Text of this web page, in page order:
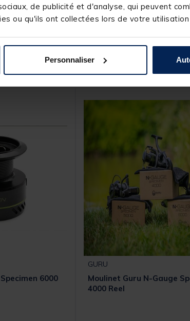
de publicité et d'analyse, qui peuvent
ou qu'ils ont collectées lors de votre
Personnaliser
pourraient vous
6000
GURU
Moulinet Guru N-Gauge
4000 Reel